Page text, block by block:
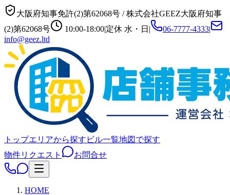
大阪府知事免許(2)第62068号 /株式会社GEEZ大阪府知事
(2)第62068号
10:00-18:00|定休 水・日 | 06-7777-4333|
info@geez.ltd
トップエリアから探す ビル一覧地図で探す
物件リクエスト
お問合せ
HOME